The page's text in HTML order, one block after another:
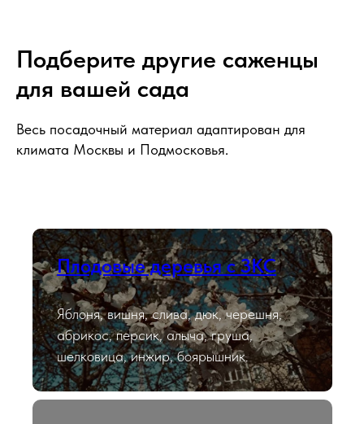
Подберите другие саженцы
для вашей сада
Весь посадочный материал адаптирован для
климата Москвы и Подмосковья.
Плодовые деревья с ЗКС
Яблоня, вишня, слива, дюк, черешня,
абрикос, персик, алыча, груша,
шелковица, инжир, боярышник.